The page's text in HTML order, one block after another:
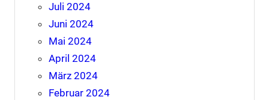
Juli 2024
Juni 2024
Mai 2024
April 2024
März 2024
Februar 2024